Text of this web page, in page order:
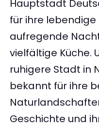
Hauptstadt
für ihre lebendige
aufregende
vielfältige Küche.
ruhigere Stadt in
bekannt für ihre
Geschichte und